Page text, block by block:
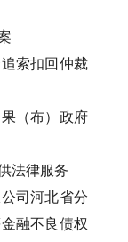
索扣回仲裁
（布）政府
法律服务
司河北省分
融不良债权